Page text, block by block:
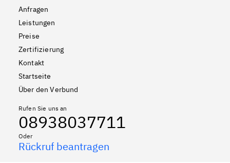
Anfragen
Leistungen
Preise
Zertifizierung
Kontakt
Startseite
Über den Verbund
Rufen Sie uns an
08938037711
Oder
Rückruf beantragen